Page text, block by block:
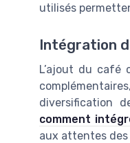
utilisés
Intégration
L’ajout du café
diversification
comment
aux attentes